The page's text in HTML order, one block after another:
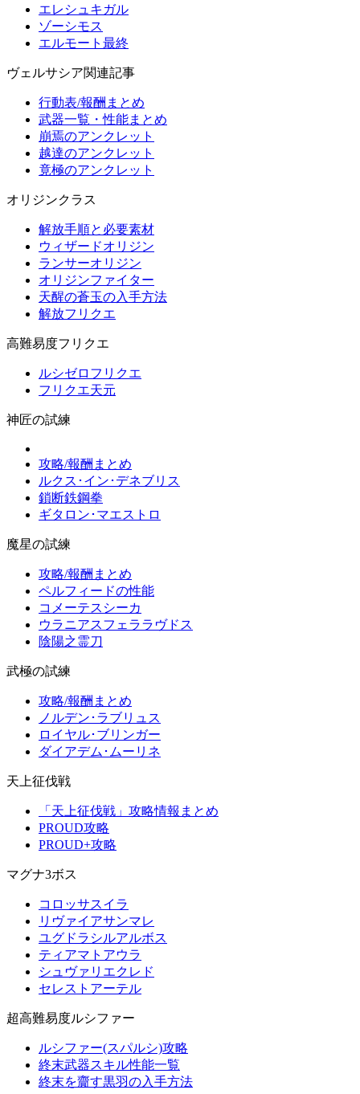
エレシュキガル
ゾーシモス
エルモート最終
ヴェルサシア関連記事
行動表/報酬まとめ
武器一覧・性能まとめ
崩焉のアンクレット
越達のアンクレット
竟極のアンクレット
オリジンクラス
解放手順と必要素材
ウィザードオリジン
ランサーオリジン
オリジンファイター
天醒の蒼玉の入手方法
解放フリクエ
高難易度フリクエ
ルシゼロフリクエ
フリクエ天元
神匠の試練
攻略/報酬まとめ
ルクス･イン･デネブリス
鎖断鉄鋼拳
ギタロン･マエストロ
魔星の試練
攻略/報酬まとめ
ペルフィードの性能
コメーテスシーカ
ウラニアスフェララヴドス
陰陽之霊刀
武極の試練
攻略/報酬まとめ
ノルデン･ラブリュス
ロイヤル･ブリンガー
ダイアデム･ムーリネ
天上征伐戦
「天上征伐戦」攻略情報まとめ
PROUD攻略
PROUD+攻略
マグナ3ボス
コロッサスイラ
リヴァイアサンマレ
ユグドラシルアルボス
ティアマトアウラ
シュヴァリエクレド
セレストアーテル
超高難易度ルシファー
ルシファー(スパルシ)攻略
終末武器スキル性能一覧
終末を齎す黒羽の入手方法